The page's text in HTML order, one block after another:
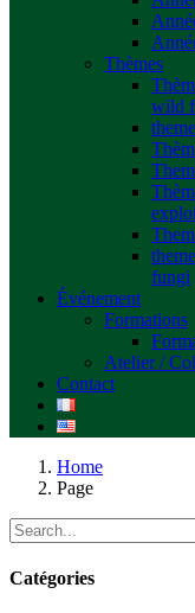
Thèmes
wild
fungi
Événement
Formations
Atelier /
Contact
Home
Page
Catégories